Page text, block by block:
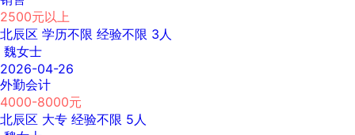
2500元以上
北辰区 学历不限 经验不限 3人
魏女士
2026-04-26
外勤会计
4000-8000元
北辰区 大专 经验不限 5人